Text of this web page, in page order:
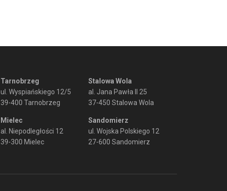
Tarnobrzeg
ul. Wyspiańskiego 12/5
39-400 Tarnobrzeg
Mielec
al. Niepodległości 12
39-300 Mielec
Stalowa Wola
al. Jana Pawła II 25
37-450 Stalowa Wola
Sandomierz
ul. Wojska Polskiego 12
27-600 Sandomierz